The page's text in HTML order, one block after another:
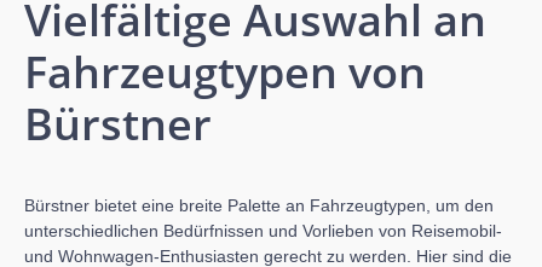
Vielfältige Auswahl an
Fahrzeugtypen von
Bürstner
Bürstner bietet eine breite Palette an Fahrzeugtypen, um den
unterschiedlichen Bedürfnissen und Vorlieben von Reisemobil-
und Wohnwagen-Enthusiasten gerecht zu werden. Hier sind die